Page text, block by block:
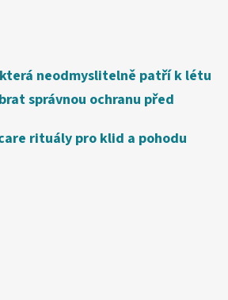
neodmyslitelně patří k létu
správnou ochranu před
rituály pro klid a pohodu